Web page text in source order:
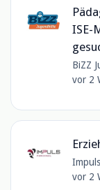
ISE-
BiZZ
vor 2
vor 2